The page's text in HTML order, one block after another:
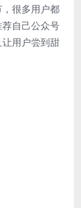
很多用户都
自己公众号
用户尝到甜